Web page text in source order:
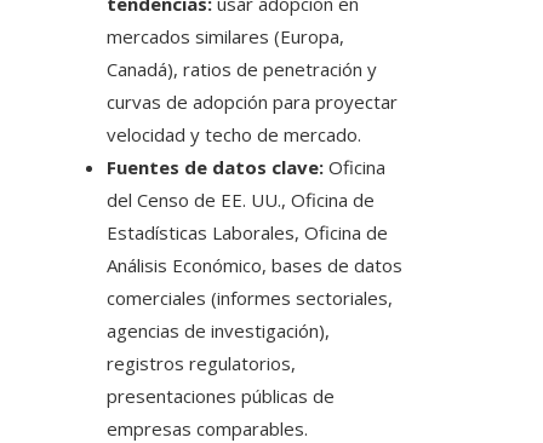
mercados similares (Europa,
Canadá), ratios de penetración y
curvas de adopción para proyectar
velocidad y techo de mercado.
Fuentes de datos clave: Oficina
del Censo de EE. UU., Oficina de
Estadísticas Laborales, Oficina de
Análisis Económico, bases de datos
comerciales (informes sectoriales,
agencias de investigación),
registros regulatorios,
presentaciones públicas de
empresas comparables.